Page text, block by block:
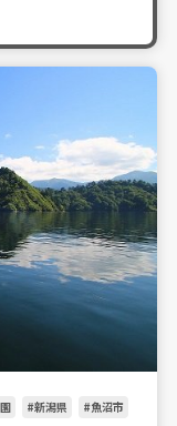
新潟県 魚沼市